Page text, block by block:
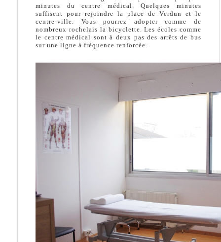
minutes du centre médical. Quelques minutes
suffisent pour rejoindre la place de Verdun et le
centre-ville. Vous pourrez adopter comme de
nombreux rochelais la bicyclette. Les écoles comme
le centre médical sont à deux pas des arrêts de bus
sur une ligne à fréquence renforcée.